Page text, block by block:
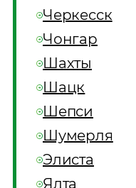
Черкесск
Чонгар
Шахты
Шацк
Шепси
Шумерля
Элиста
Ялта